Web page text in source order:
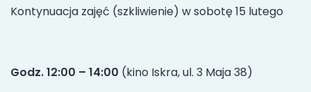
Kontynuacja zajęć (szkliwienie) w sobotę 15 lutego
Godz. 12:00 – 14:00 (kino Iskra, ul. 3 Maja 38)